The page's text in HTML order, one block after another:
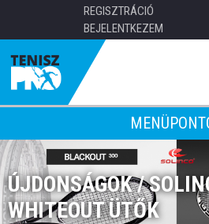
REGISZTRÁCIÓ
BEJELENTKEZEM
ÚJDONSÁGOK /
WHITEOUT ÜTŐK